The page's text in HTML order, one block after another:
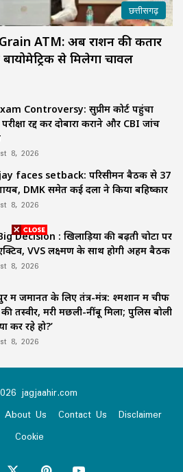
छत्तीसगढ़
ATM: अब राशन की कतार
से मिलेगा चावल
Controversy: सुप्रीम कोर्ट पहुंचा
रद्द कर दोबारा कराने और CBI जांच
8, 2026
faces setback: परिसीमन बैठक से 37
DMK समेत कई दलों ने किया बहिष्कार
8, 2026
Decision : खिलाड़ियों की बढ़ती चोटों पर
VVS लक्ष्मण के साथ होगी अहम बैठक
8, 2026
में जमानत के लिए तंत्र-मंत्र: श्मशान में चीफ
तस्वीर, मरी मछली-नींबू मिला; पुलिस बोली
कर रहे हो?’
8, 2026
jagjaahir.com
About Us Contact Us
Disclaimer
Cookie